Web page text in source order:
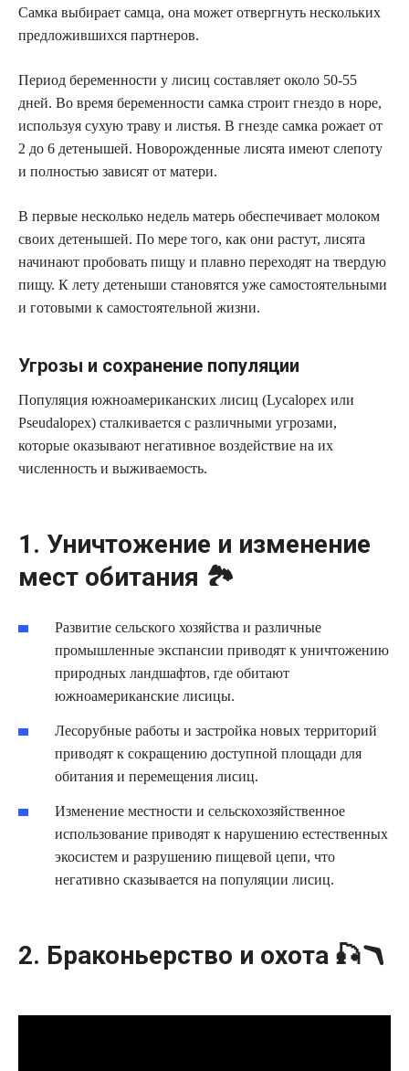
Самка выбирает самца, она может отвергнуть нескольких
предложившихся партнеров.
Период беременности у лисиц составляет около 50-55
дней. Во время беременности самка строит гнездо в норе,
используя сухую траву и листья. В гнезде самка рожает от
2 до 6 детенышей. Новорожденные лисята имеют слепоту
и полностью зависят от матери.
В первые несколько недель матерь обеспечивает молоком
своих детенышей. По мере того, как они растут, лисята
начинают пробовать пищу и плавно переходят на твердую
пищу. К лету детеныши становятся уже самостоятельными
и готовыми к самостоятельной жизни.
Угрозы и сохранение популяции
Популяция южноамериканских лисиц (Lycalopex или
Pseudalopex) сталкивается с различными угрозами,
которые оказывают негативное воздействие на их
численность и выживаемость.
1. Уничтожение и изменение
мест обитания 🏞️
Развитие сельского хозяйства и различные
промышленные экспансии приводят к уничтожению
природных ландшафтов, где обитают
южноамериканские лисицы.
Лесорубные работы и застройка новых территорий
приводят к сокращению доступной площади для
обитания и перемещения лисиц.
Изменение местности и сельскохозяйственное
использование приводят к нарушению естественных
экосистем и разрушению пищевой цепи, что
негативно сказывается на популяции лисиц.
2. Браконьерство и охота 🎣🪃